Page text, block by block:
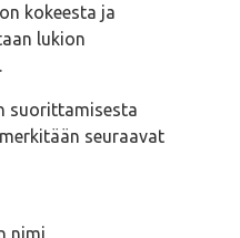
kokeesta ja
lukion
suorittamisesta
seuraavat
nimi